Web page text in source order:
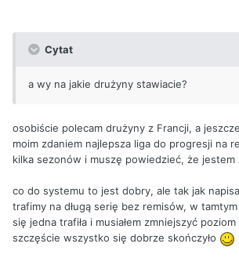
Cytat
a wy na jakie drużyny stawiacie?
osobiście polecam drużyny z Francji, a
moim zdaniem najlepsza liga do progresji na
kilka sezonów i muszę powiedzieć, że jestem
co do systemu to jest dobry, ale tak jak
trafimy na długą serię bez remisów, w
się jedna trafiła i musiałem zmniejszyć
szczęście wszystko się dobrze skończyło